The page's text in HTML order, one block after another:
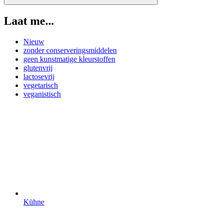
Laat me...
Nieuw
zonder conserveringsmiddelen
geen kunstmatige kleurstoffen
glutenvrij
lactosevrij
vegetarisch
veganistisch
Kühne